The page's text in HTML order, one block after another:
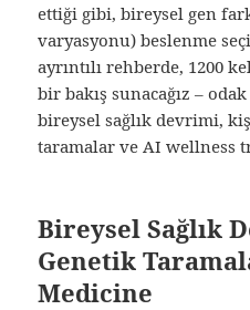
ettiği gibi, bireysel gen
varyasyonu) beslenme
ayrıntılı rehberde, 1200
bir bakış sunacağız –
bireysel sağlık devrimi,
taramalar ve AI wellness
Bireysel Sağlık
Genetik
Medicine